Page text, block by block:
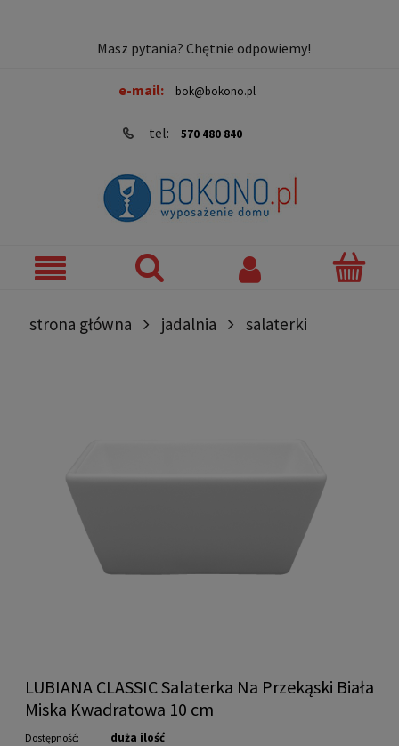
Masz pytania? Chętnie odpowiemy!
e-mail: bok@bokono.pl
tel: 570 480 840
strona główna jadalnia salaterki
LUBIANA CLASSIC Salaterka Na Przekąski Biała
Miska Kwadratowa 10 cm
Dostępność: duża ilość